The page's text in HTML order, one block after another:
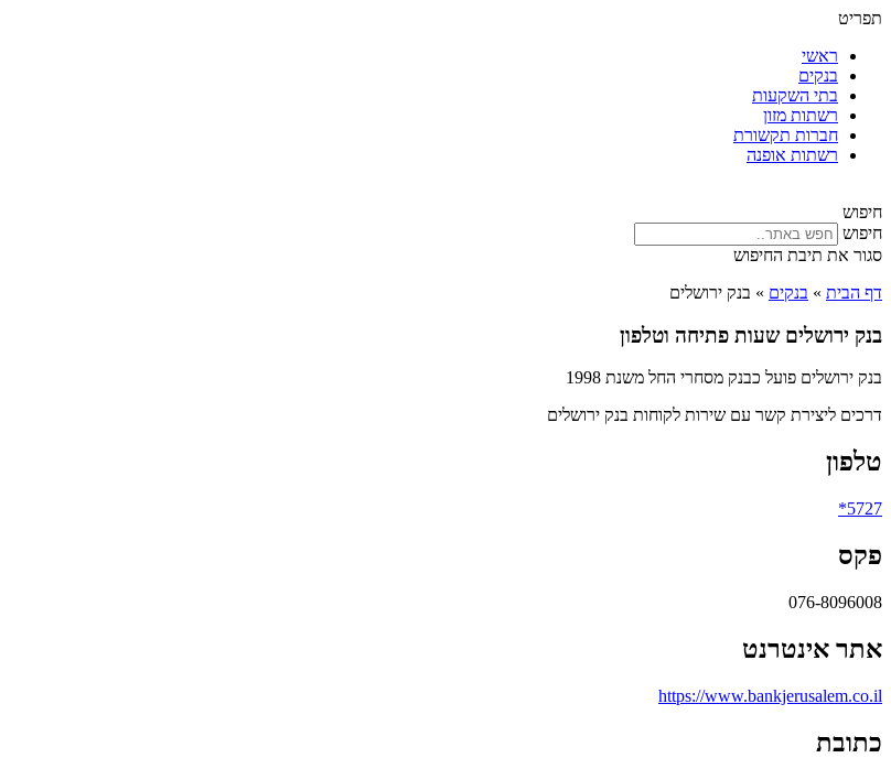
תפריט
ראשי
בנקים
בתי השקעות
רשתות מזון
חברות תקשורת
רשתות אופנה
חיפוש
חיפוש
סגור את תיבת החיפוש
דף הבית » בנקים » בנק ירושלים
בנק ירושלים שעות פתיחה וטלפון
בנק ירושלים פועל כבנק מסחרי החל משנת 1998
דרכים ליצירת קשר עם שירות לקוחות בנק ירושלים
טלפון
5727*
פקס
076-8096008
אתר אינטרנט
https://www.bankjerusalem.co.il
כתובת